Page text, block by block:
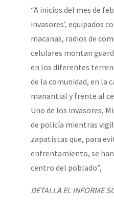
“A inicios del mes de
invasores’, equipados
macanas, radios de
celulares montan
en los diferentes
de la comunidad, en la
manantial y frente al
Uno de los invasores,
de policía mientras
zapatistas que, para
enfrentamiento, se
centro del poblado”,
DETALLA EL INFORME